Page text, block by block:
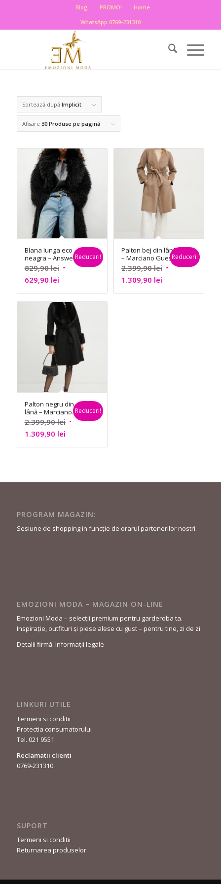
Blog PROMO!
Home
WhatsApp 0769-231310
Sortează după Implicit
Afisare 30 Produse pe pagină
Blana lunga eco
neagra – Answear
Lab
829,90lei Prețul
a
fost:
829,90 lei.
629,90 leiPrețul
curent
este:
629,90 lei.
Reduceri!
Palton bej din lână
– Marciano Guess
2.399,90lei Prețul
a
1.309,90 leiPrețul
curent
Reduceri!
Palton negru din
lână – Marciano
Guess
2.399,90lei Prețul
a
1.309,90 leiPrețul
curent
Reduceri!
PROGRAM MAGAZIN:
Sesiune de shopping in funcție de orarul partenerilor nostri.
EMOZIONI MODA – MAGAZIN ON-LINE
Emozioni Moda – selecții premium pentru garderoba ta.
Inspirație, outfituri și piese alese cu gust – pentru tine, zi de zi.
Detalii firmă: Informații legale
LINKURI UTILE
Termeni si conditii
Protectia consumatorului
Tel. 021 9551
Reclamatii clienti
0769-231310
SUPORT
Termeni si conditii
Returnarea produselor